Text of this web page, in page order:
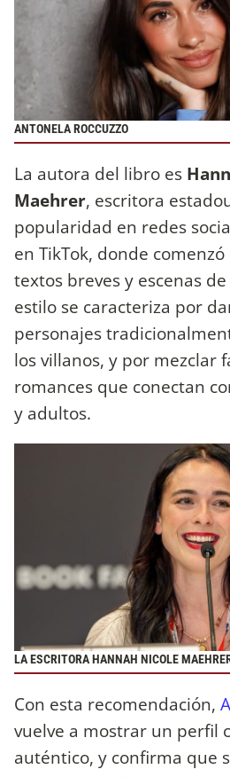
ANTONELA ROCCUZZO
La autora del libro es
Maehrer, escritora
popularidad en redes
en TikTok, donde
textos breves y escenas
estilo se caracteriza por
personajes
los villanos, y por mezclar
romances que conectan
y adultos.
LA ESCRITORA HANNAH NICOLE
Con esta recomendación,
vuelve a mostrar un perfil
auténtico, y confirma que